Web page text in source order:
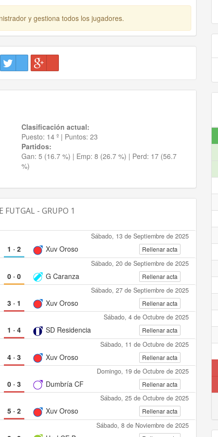
y gestiona todos los jugadores.
Clasificación actual:
Puesto: 14 º | Puntos: 23
Partidos:
Gan: 5 (16.7 %) | Emp: 8 (26.7 %) | Perd: 17 (56.7
%)
FUTGAL - GRUPO 1
Sábado, 13 de Septiembre de 2025
1 · 2 Xuv Oroso Rellenar acta
Sábado, 20 de Septiembre de 2025
0· 0 G Caranza Rellenar acta
Sábado, 27 de Septiembre de 2025
3· 1 Xuv Oroso Rellenar acta
Sábado, 4 de Octubre de 2025
1 · 4 SD Residencia Rellenar acta
Sábado, 11 de Octubre de 2025
4· 3 Xuv Oroso Rellenar acta
Domingo, 19 de Octubre de 2025
0· 3 Dumbría CF Rellenar acta
Sábado, 25 de Octubre de 2025
5· 2 Xuv Oroso Rellenar acta
Sábado, 8 de Noviembre de 2025